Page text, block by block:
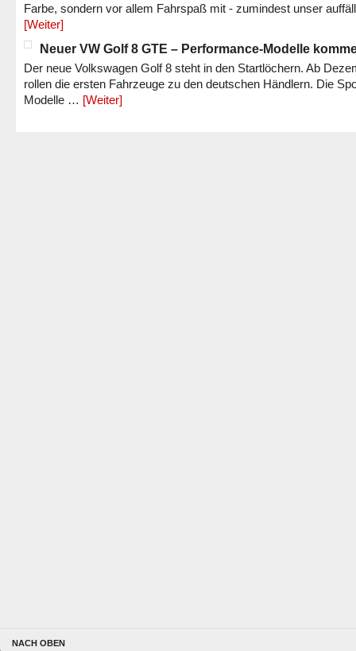
Farbe, sondern vor allem Fahrspaß mit - zumindest unser
[Weiter]
Neuer VW Golf 8 GTE – Performance-Modelle
Der neue Volkswagen Golf 8 steht in den Startlöchern. Ab
rollen die ersten Fahrzeuge zu den deutschen Händlern. Die
Modelle … [Weiter]
NACH OBEN